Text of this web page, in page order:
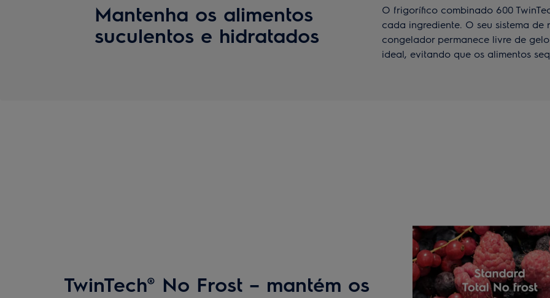
Mantenha os alimentos
suculentos e hidratados
O frigorífico combinado 600
cada ingrediente. O seu sistema
congelador permanece livre de
ideal, evitando que os alimentos
TwinTech® No Frost – mantém os